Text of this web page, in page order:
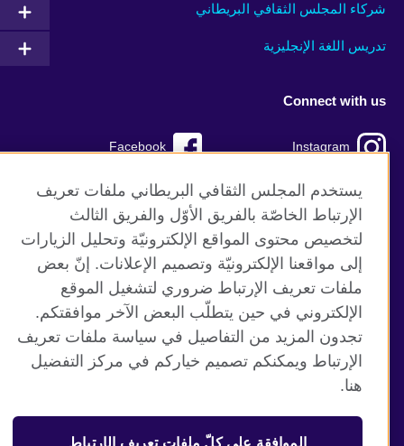
شركاء المجلس الثقافي البريطاني
تدريس اللغة الإنجليزية
Connect with us
Facebook Instagram
TikTok Twitter
Youtube
موقع المجلس الثقافي البريطاني العالمي
الخصوصية وشروط الاستخدام
ملفات تعريف الإرتباط
خارطة الموقع
يستخدم المجلس الثقافي البريطاني ملفات تعريف
الإرتباط الخاصّة بالفريق الأوّل والفريق الثالث
لتخصيص محتوى المواقع الإلكترونيّة وتحليل الزيارات
إلى مواقعنا الإلكترونيّة وتصميم الإعلانات. إنّ بعض
ملفات تعريف الإرتباط ضروري لتشغيل الموقع
الإلكتروني في حين يتطلّب البعض الآخر موافقتكم.
تجدون المزيد من التفاصيل في سياسة ملفات تعريف
الإرتباط ويمكنكم تصميم خياركم في مركز التفضيل
هنا.
الموافقة على كلّ ملفات تعريف الإرتباط